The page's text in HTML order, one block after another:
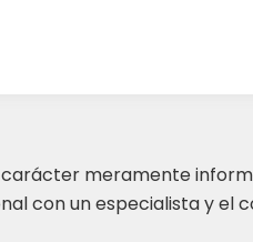
meramente
con un especialista y el